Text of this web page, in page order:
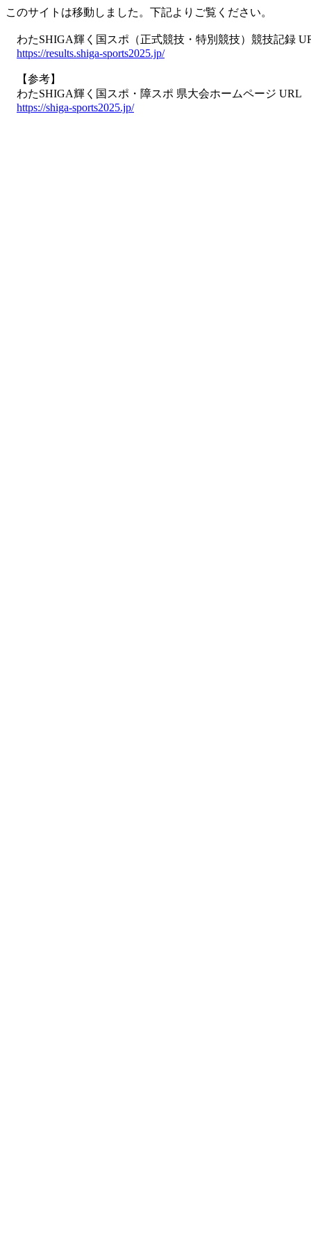
このサイトは移動しました。下記よりご覧ください。
わたSHIGA輝く国スポ（正式競技・特別競技）競技記録
https://results.shiga-sports2025.jp/
【参考】
わたSHIGA輝く国スポ・障スポ 県大会ホームページ URL
https://shiga-sports2025.jp/